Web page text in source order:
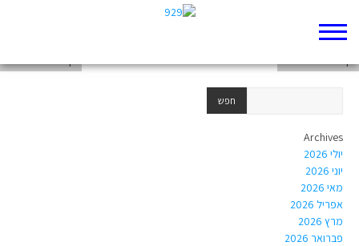
Archives
יולי 2026
יוני 2026
מאי 2026
אפריל 2026
מרץ 2026
פברואר 2026